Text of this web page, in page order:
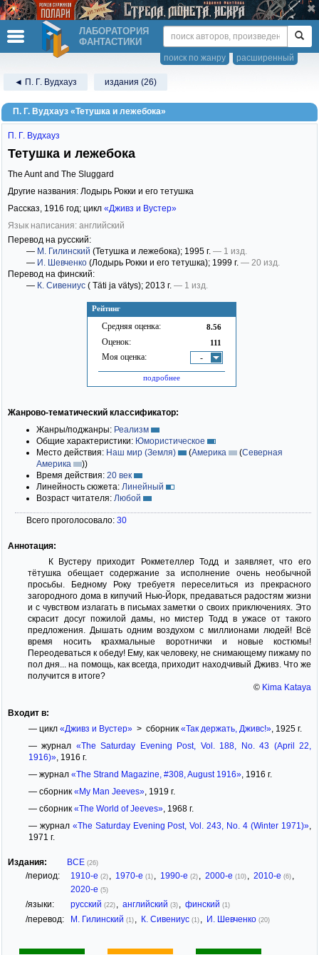
ЛАБОРАТОРИЯ
ФАНТАСТИКИ
расширенный
поиск по жанру
◄ П. Г. Вудхауз издания (26)
П. Г. Вудхауз «Тетушка и лежебока»
Рейтинг
Средняя оценка: 8.56
Оценок: 111
Моя оценка: -
подробнее
П. Г. Вудхауз
Тетушка и лежебока
The Aunt and The Sluggard
Другие названия: Лодырь Рокки и его тетушка
Рассказ, 1916 год; цикл «Дживз и Вустер»
Язык написания: английский
Перевод на русский:
— М. Гилинский (Тетушка и лежебока); 1995 г. — 1 изд.
— И. Шевченко (Лодырь Рокки и его тетушка); 1999 г. — 20 изд.
Перевод на финский:
— К. Сивениус ( Täti ja vätys); 2013 г. — 1 изд.
Жанрово-тематический классификатор:
Жанры/поджанры: Реализм
Общие характеристики: Юмористическое
Место действия: Наш мир (Земля) (Америка (Северная
Америка
))
Время действия: 20 век
Линейность сюжета: Линейный
Возраст читателя: Любой
Всего проголосовало: 30
Аннотация:
К Вустеру приходит Рокметеллер Тодд и заявляет, что его
тётушка обещает содержание за исполнение очень необычной
просьбы. Бедному Року требуетя переселиться из прекрасного
загородного дома в кипучий Нью-Йорк, предаваться радостям жизни
и с чувством излагать в письмах заметки о своих приключениях. Это
скрасит досуг пожилой дамы, но мистер Тодд в ужасе от такого
предложения. Дышать одним воздухом с миллионами людей! Всё
время носить крахмальные воротнички и новые костюмы!
Переодеваться к обеду! Ему, как человеку, не снимающему пижаму по
пол дня... на помощь, как всегда, приходит находчивый Дживз. Что же
получится в итоге?
© Kima Kataya
Входит в:
— цикл «Дживз и Вустер»> сборник «Так держать, Дживс!», 1925 г.
— журнал «The Saturday Evening Post, Vol. 188, No. 43 (April 22,
1916)», 1916 г.
— журнал «The Strand Magazine, #308, August 1916», 1916 г.
— сборник «My Man Jeeves», 1919 г.
— сборник «The World of Jeeves», 1968 г.
— журнал «The Saturday Evening Post, Vol. 243, No. 4 (Winter 1971)»
1971 г.
Издания: ВСЕ (26)
/период: 1910-е (2) 1970-е (1) 1990-е (2) 2000-е (10) 2010-е (6)
2020-е (5)
/языки: русский (22) английский (3) финский (1)
/перевод: М. Гилинский (1) К. Сивениус (1) И. Шевченко (20)